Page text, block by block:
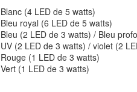
Blanc (4 LED de 5 watts)
Bleu royal (6 LED de 5 watts)
Bleu (2 LED de 3 watts) / Bleu
UV (2 LED de 3 watts) / violet (2
Rouge (1 LED de 3 watts)
Vert (1 LED de 3 watts)